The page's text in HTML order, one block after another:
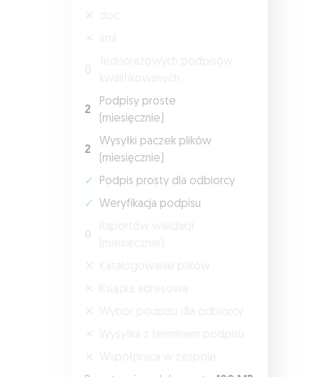
2
Podpisy proste
(miesięcznie)
2
Wysyłki paczek plików
(miesięcznie)
✓
Podpis prosty dla odbiorcy
✓
Weryfikacja podpisu